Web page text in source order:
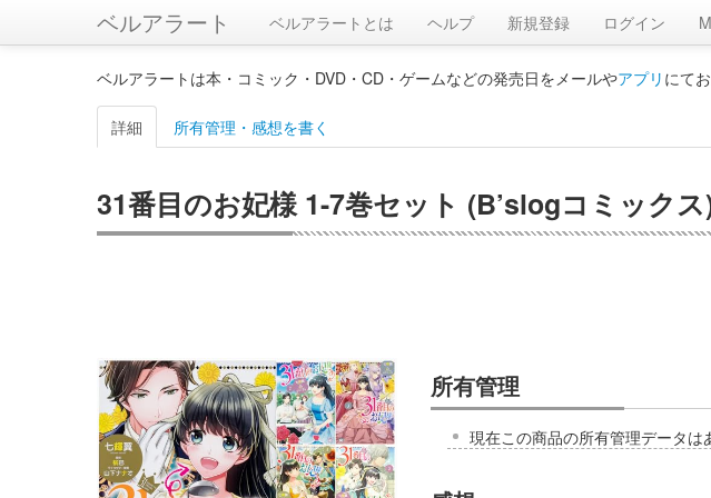
ベルアラート ベルアラートとは ヘルプ 新規登録 ログイン
ベルアラートは本・コミック・DVD・CD・ゲームなどの発売日をメールやアプリ にて
詳細 所有管理・感想を書く
31番目のお妃様 1-7巻セット (B’slogコミックス
所有管理
現在この商品の所有管理データは